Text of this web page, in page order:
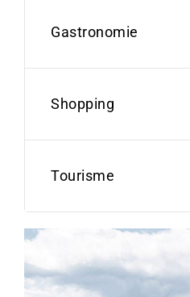
Gastronomie
Shopping
Tourisme
Previous